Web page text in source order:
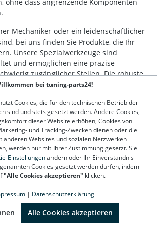
Anwendungen Erleichtert
Montagearbeiten
2x Spreiz-Einsätze (5
mm 2x
Gesamt: 7 Teile
g)
ohne dass angrenzende Komponenten
Mechaniker oder ein leidenschaftlicher
bei uns finden Sie Produkte, die Ihr
Unsere Spezialwerkzeuge sind
und ermöglichen eine präzise
zugänglicher Stellen. Die robuste
eine lange Lebensdauer auch bei
moderner Fahrzeuge gerecht zu
das passende Werkzeug für jede
setzen Sie auf Qualität und
optimieren Sie nicht nur Ihre
sparen auch Zeit und Aufwand
bei tuning-parts24!
Cookies, die für den technischen Betrieb der
sind und stets gesetzt werden. Andere Cookies,
dieser Website erhöhen, Cookies von
und Tracking-Zwecken dienen oder die
anderen Websites und sozialen Netzwerken
werden nur mit Ihrer Zustimmung gesetzt. Sie
Einstellungenändern oder Ihr Einverständnis
Cookies gesetzt werden dürfen, indem
"Alle Cookies akzeptieren" klicken.
| Datenschutzerklärung
Alle Cookies akzeptieren
(4.78 / 5)
bei: google.de, shopvote.de ⓘ
zur Echtheit der Bewertungen